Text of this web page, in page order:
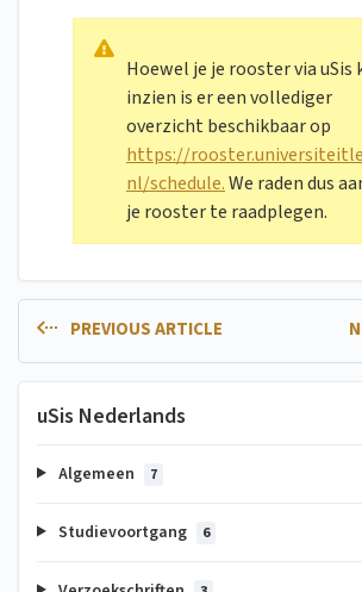
Hoewel je je rooster via uSis
inzien is er een vollediger
overzicht beschikbaar op
https://
nl/schedule.We raden dus
je rooster te raadplegen.
PREVIOUS ARTICLE
uSis Nederlands
Algemeen 7
Studievoortgang 6